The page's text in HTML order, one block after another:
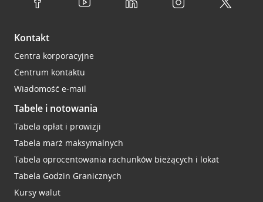
Kontakt
Centra korporacyjne
Centrum kontaktu
Wiadomość e-mail
Tabele i notowania
Tabela opłat i prowizji
Tabela marż maksymalnych
Tabela oprocentowania rachunków bieżących i lokat
Tabela Godzin Granicznych
Kursy walut